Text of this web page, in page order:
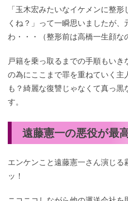
「玉木宏みたいなイケメンに整
くね？」って一瞬思いましたが、
わ・・・（整形前は高橋一生顔な
戸籍を乗っ取るまでの手順もい
の為にここまで罪を重ねていく主
も？綺麗な復讐じゃなくて真っ
す。
遠藤憲一の悪役が最
エンケンこと遠藤憲一さん演じる
ッ！